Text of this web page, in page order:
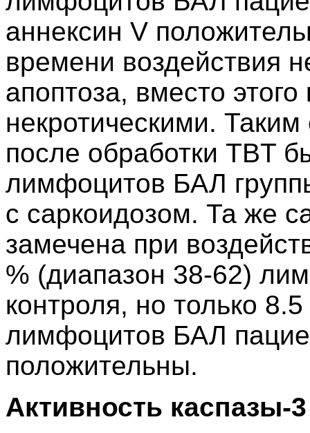
аннексин V
времени воздействия
апоптоза, вместо этого
некротическими.
после обработки TBT
лимфоцитов БАЛ
с саркоидозом. Та же
замечена при
% (диапазон 38-62)
контроля, но только
лимфоцитов БАЛ
положительны.
Активность